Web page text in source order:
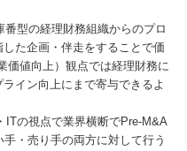
型の経理財務組織からのプロ
た企画・伴走をすることで価
価値向上）観点では経理財務に
イン向上にまで寄与できるよ
ITの視点で業界横断でPre-M&A
・売り手の両方に対して行う